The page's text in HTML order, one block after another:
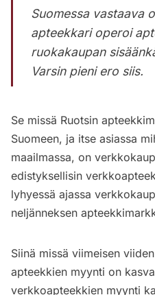
Suomessa vastaava
apteekkari operoi
ruokakaupan
Varsin pieni ero siis.
Se missä Ruotsin
Suomeen, ja itse asiassa
maailmassa, on
edistyksellisin
lyhyessä ajassa
neljänneksen
Siinä missä viimeisen
apteekkien myynti on
verkkoapteekkien myynti